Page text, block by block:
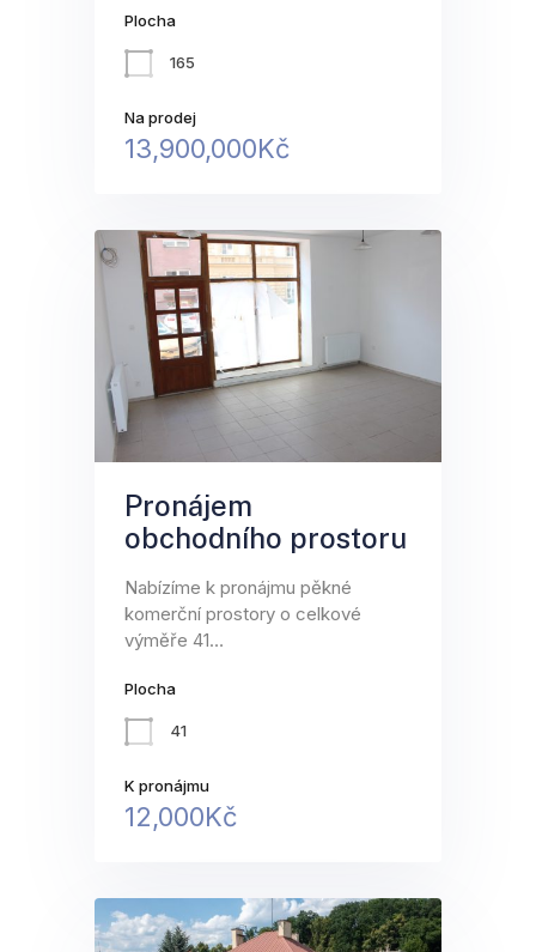
Plocha
165
Na prodej
13,900,000Kč
Pronájem
obchodního prostoru
Nabízíme k pronájmu pěkné
komerční prostory o celkové
výměře 41…
Plocha
41
K pronájmu
12,000Kč